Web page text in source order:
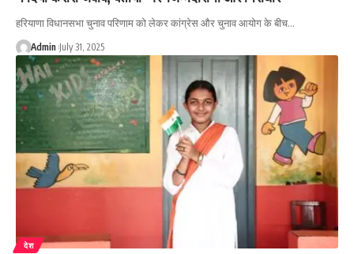
हरियाणा विधानसभा चुनाव परिणाम को लेकर कांग्रेस और चुनाव आयोग के बीच…
Admin July 31, 2025
देश